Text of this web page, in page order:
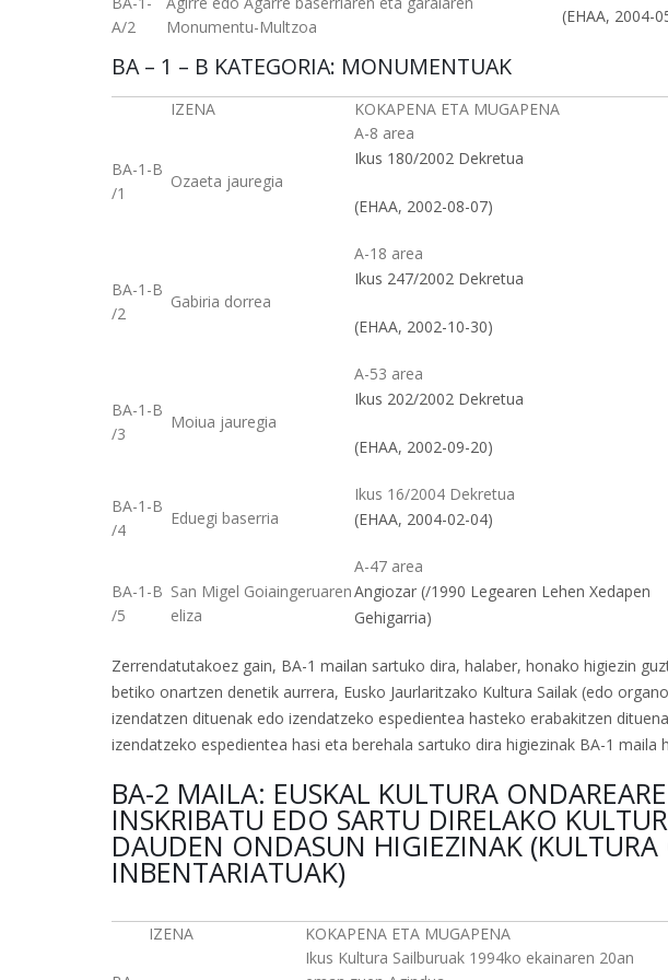
A/2
Monumentu-Multzoa
(EHAA, 2004-
BA – 1 – B KATEGORIA: MONUMENTUAK
IZENA KOKAPENA ETA MUGAPENA
BA-1-B
/1
Ozaeta jauregia
A-8 area
Ikus 180/2002 Dekretua
(EHAA, 2002-08-07)
BA-1-B
/2
Gabiria dorrea
A-18 area
Ikus 247/2002 Dekretua
(EHAA, 2002-10-30)
BA-1-B
/3
Moiua jauregia
A-53 area
Ikus 202/2002 Dekretua
(EHAA, 2002-09-20)
BA-1-B
/4
Eduegi baserria
Ikus 16/2004 Dekretua
(EHAA, 2004-02-04)
BA-1-B
/5
San Migel Goiaingeruaren
eliza
A-47 area
Angiozar (/1990 Legearen Lehen Xedapen
Gehigarria)
Zerrendatutakoez gain, BA-1 mailan sartuko dira, halaber, honako higiezin
betiko onartzen denetik aurrera, Eusko Jaurlaritzako Kultura Sailak (edo
izendatzen dituenak edo izendatzeko espedientea hasteko erabakitzen
izendatzeko espedientea hasi eta berehala sartuko dira higiezinak BA-1 maila
BA-2 MAILA: EUSKAL KULTURA
INSKRIBATU EDO SARTU DIRELAKO
DAUDEN ONDASUN HIGIEZINAK
INBENTARIATUAK)
IZENA KOKAPENA ETA MUGAPENA
Ikus Kultura Sailburuak 1994ko ekainaren 20an